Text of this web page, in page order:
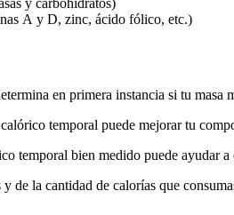
y carbohidratos)
A y D, zinc, ácido fólico, etc.)
en primera instancia si tu masa
temporal puede mejorar tu
temporal bien medido puede ayudar a
de la cantidad de calorías que